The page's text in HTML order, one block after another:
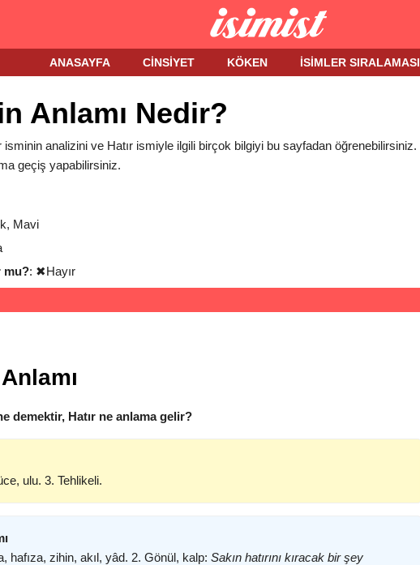
ANASAYFA CINSIYET KÖKEN İSIMLER SIRALAMASI
Anlamı Nedir?
isminin analizini ve Hatır ismiyle ilgili birçok bilgiyi bu sayfadan öğrenebilirsiniz.
geçiş yapabilirsiniz.
Mavi
mu?: ✖Hayır
demektir, Hatır ne anlama gelir?
ulu. 3. Tehlikeli.
hafıza, zihin, akıl, yâd. 2. Gönül, kalp: Sakın hatırını kıracak bir şey